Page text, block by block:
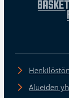
Alueiden